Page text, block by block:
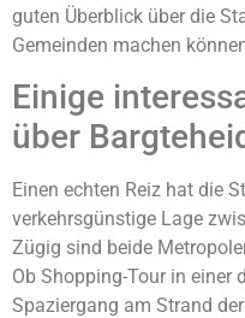
guten Überblick über die
Gemeinden machen
Einige
über
Einen echten Reiz hat die
verkehrsgünstige Lage
Zügig sind beide
Ob Shopping-Tour in einer
Spaziergang am Strand